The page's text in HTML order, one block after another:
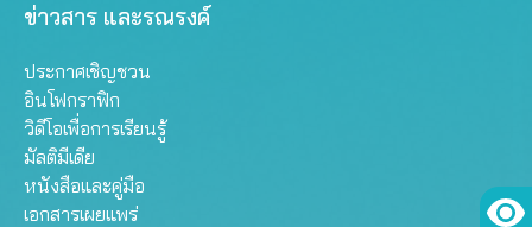
ข่าวสาร และรณรงค์
ประกาศเชิญชวน
อินโฟกราฟิก
วิดีโอเพื่อการเรียนรู้
มัลติมีเดีย
หนังสือและคู่มือ
เอกสารเผยแพร่